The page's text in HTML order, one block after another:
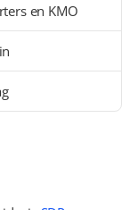
en KMO